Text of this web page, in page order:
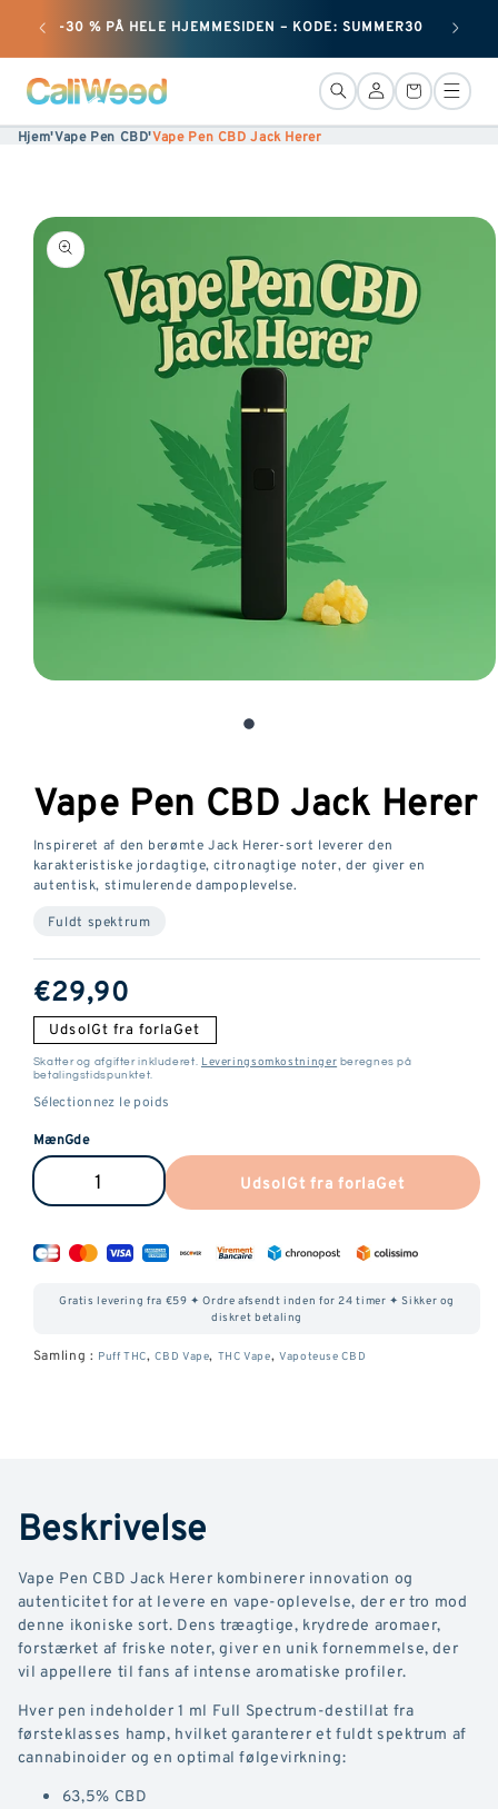
Ignorer
og gå
videre
til
indholdet
-30 % PÅ HELE HJEMMESIDEN – KODE: SUMMER30 + 50
Forbindelse
Kurv
Hjem'Vape Pen CBD'Vape Pen CBD Jack Herer
Gå til
produktinformation
modalvindue
Vape Pen CBD Jack Herer
Inspireret af den berømte Jack Herer-sort leverer den
karakteristiske jordagtige, citronagtige noter, der giver en
autentisk, stimulerende dampoplevelse.
Fuldt spektrum
SædvanliG
pris
€29,90
UdsolGt fra forlaGet
Skatter og afgifter inkluderet. Leveringsomkostninger beregnes på
betalingstidspunktet.
MænGde
Reducer
af
Vape
CBD
ØG
af
Vape
CBD
UdsolGt fra forlaGet
Gratis levering fra €59 ✦ Ordre afsendt inden for 24 timer ✦ Sikker og
diskret betaling
Samling : Puff THC,CBD Vape, THC Vape, Vapoteuse CBD
Beskrivelse
Vape Pen CBD Jack Herer kombinerer innovation og
autenticitet for at levere en vape-oplevelse, der er tro mod
denne ikoniske sort. Dens træagtige, krydrede aromaer,
forstærket af friske noter, giver en unik fornemmelse, der
vil appellere til fans af intense aromatiske profiler.
Hver pen indeholder 1 ml Full Spectrum-destillat fra
førsteklasses hamp, hvilket garanterer et fuldt spektrum af
cannabinoider og en optimal følgevirkning:
63,5% CBD